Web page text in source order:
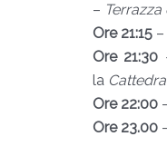
–
Ore 21:15
Ore 21:30
la
Ore 22:00
Ore 23.00